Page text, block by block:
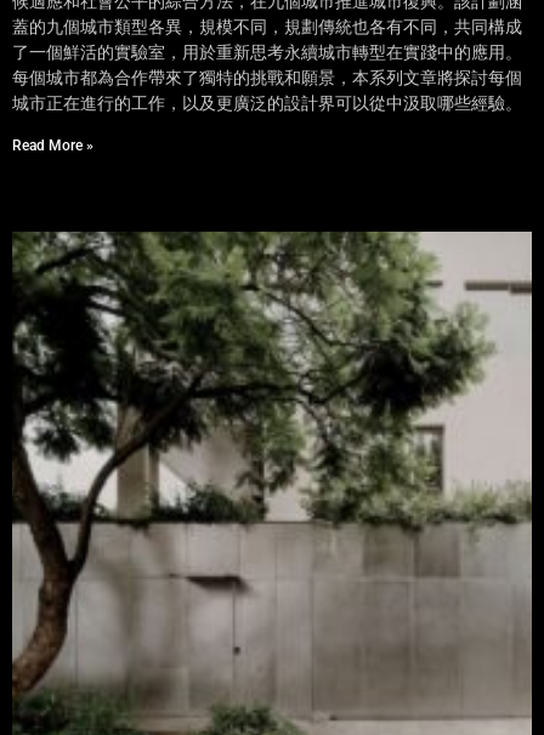
蓋的九個城市類型各異，規模不同，規劃傳統也各有不同，共同構成
了一個鮮活的實驗室，用於重新思考永續城市轉型在實踐中的應用。
每個城市都為合作帶來了獨特的挑戰和願景，本系列文章將探討每個
城市正在進行的工作，以及更廣泛的設計界可以從中汲取哪些經驗。
Read More »